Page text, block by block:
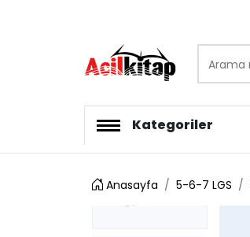
logo
Kategoriler
Anasayfa 5-6-7 LGS